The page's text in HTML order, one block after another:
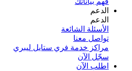
الدعم
الدعم
الأسئلة الشائعة
تواصل معنا
مراكز خدمة فري ستايل ليبري
سجّل الآن​
اطلب الآن